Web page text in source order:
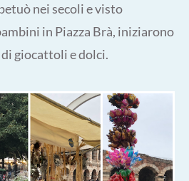
nei secoli e visto
in Piazza Brà, iniziarono
giocattoli e dolci.